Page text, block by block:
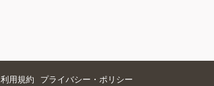
利用規約 プライバシー・ポリシー